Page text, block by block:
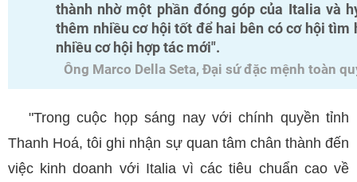
thành nhờ một phần đóng góp của Italia và
thêm nhiều cơ hội tốt để hai bên có cơ hội tìm
nhiều cơ hội hợp tác mới".
Ông Marco Della Seta, Đại sứ đặc mệnh toàn
"Trong cuộc họp sáng nay với chính quyền tỉnh
Thanh Hoá, tôi ghi nhận sự quan tâm chân thành đến
việc kinh doanh với Italia vì các tiêu chuẩn cao về